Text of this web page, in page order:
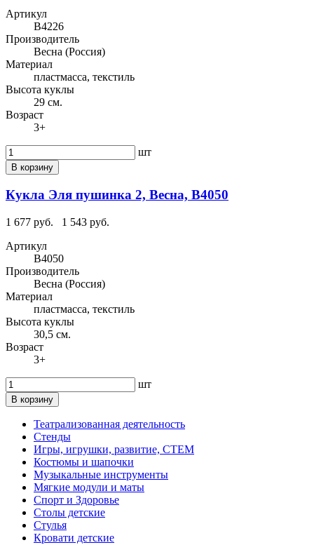
Артикул
В4226
Производитель
Весна (Россия)
Материал
пластмасса, текстиль
Высота куклы
29 см.
Возраст
3+
шт
В корзину
Кукла Эля пушинка 2, Весна, В4050
1 677 руб.
1 543 руб.
Артикул
В4050
Производитель
Весна (Россия)
Материал
пластмасса, текстиль
Высота куклы
30,5 см.
Возраст
3+
шт
В корзину
Театрализованная деятельность
Стенды
Игры, игрушки, развитие, СТЕМ
Костюмы и шапочки
Музыкальные инструменты
Мягкие модули и маты
Спорт и Здоровье
Столы детские
Стулья
Кровати детские